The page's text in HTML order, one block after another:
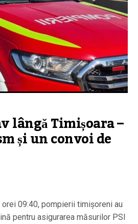
lângă Timișoara –
și un convoi de
09:40, pompierii timișoreni au
pentru asigurarea măsurilor PSI